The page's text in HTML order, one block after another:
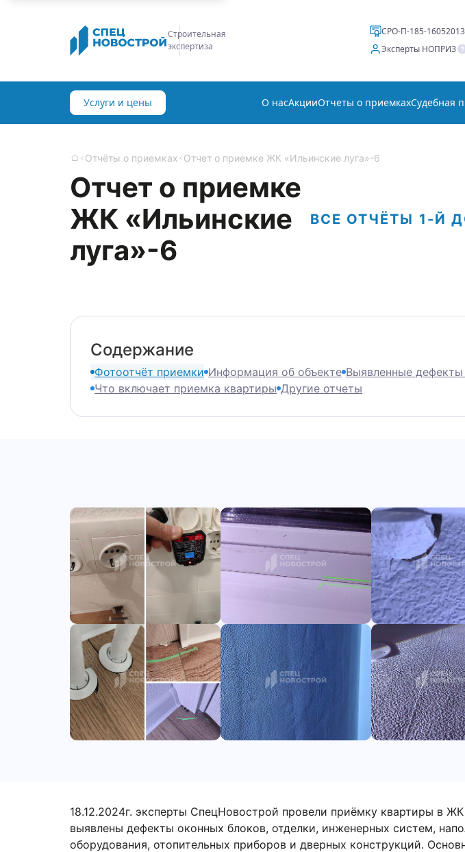
Обустройство
квартир
СРО-П-185-16052013
Эксперты НОПРИЗ
Услуги и цены О насАкцииОтчеты о приемкахСудебная
Главная
Отчёты о приемках Отчет о приемке ЖК «Ильинские луга»-6
Отчет о приемке
ЖК «Ильинские
луга»-6
ВСЕ ОТЧЁТЫ 1-Й
Содержание
Фотоотчёт приемки Информация об объекте Выявленные дефекты
Что включает приемка квартиры Другие отчеты
18.12.2024г. эксперты СпецНовострой провели приёмку квартиры в ЖК
выявлены дефекты оконных блоков, отделки, инженерных систем,
отопительных приборов и дверных конструкций. Основная часть